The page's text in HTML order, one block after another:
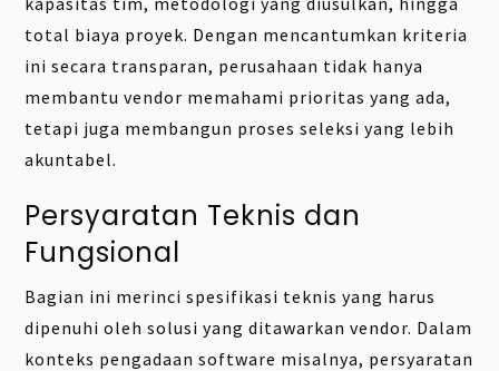
total biaya proyek. Dengan mencantumkan kriteria
ini secara transparan, perusahaan tidak hanya
membantu vendor memahami prioritas yang ada,
tetapi juga membangun proses seleksi yang lebih
akuntabel.
Persyaratan Teknis dan
Fungsional
Bagian ini merinci spesifikasi teknis yang harus
dipenuhi oleh solusi yang ditawarkan vendor. Dalam
konteks pengadaan software misalnya, persyaratan